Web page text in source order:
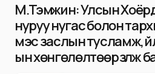
М.Тэмүүжин: Улсын
нуруу нугас болон
мэс заслын тусламж,
ын хөнгөлөлтөөр үзүүлж